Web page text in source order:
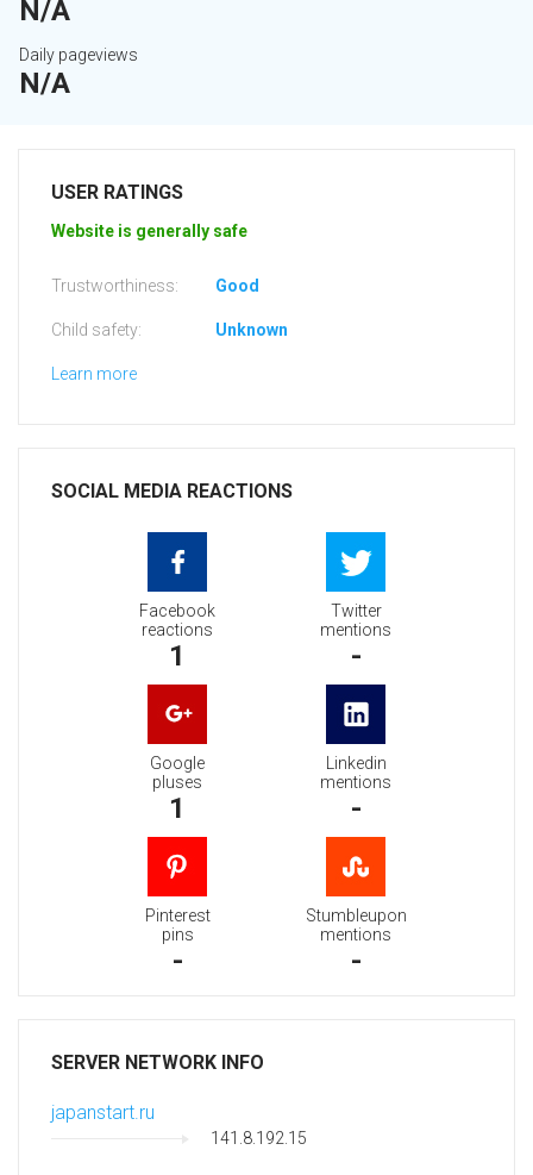
N/A
Daily pageviews
N/A
USER RATINGS
Website is generally safe
Trustworthiness: Good
Child safety: Unknown
Learn more
SOCIAL MEDIA REACTIONS
Facebook
reactions
1
Twitter
mentions
-
Google
pluses
1
Linkedin
mentions
-
Pinterest
pins
-
Stumbleupon
mentions
-
SERVER NETWORK INFO
japanstart.ru
141.8.192.15